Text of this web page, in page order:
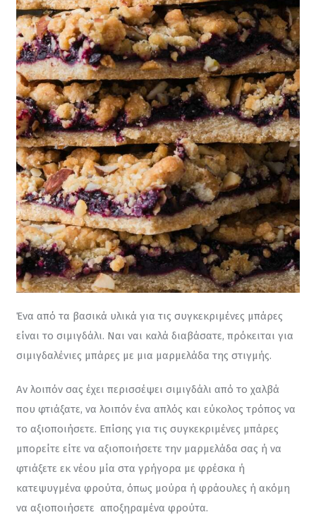
Ένα από τα βασικά υλικά για τις συγκεκριμένες μπάρες
είναι το σιμιγδάλι. Ναι ναι καλά διαβάσατε, πρόκειται για
σιμιγδαλένιες μπάρες με μια μαρμελάδα της στιγμής.
Αν λοιπόν σας έχει περισσέψει σιμιγδάλι από το χαλβά
που φτιάξατε, να λοιπόν ένα απλός και εύκολος τρόπος να
το αξιοποιήσετε. Επίσης για τις συγκεκριμένες μπάρες
μπορείτε είτε να αξιοποιήσετε την μαρμελάδα σας ή να
φτιάξετε εκ νέου μία στα γρήγορα με φρέσκα ή
κατεψυγμένα φρούτα, όπως μούρα ή φράουλες ή ακόμη
να αξιοποιήσετε  αποξηραμένα φρούτα.